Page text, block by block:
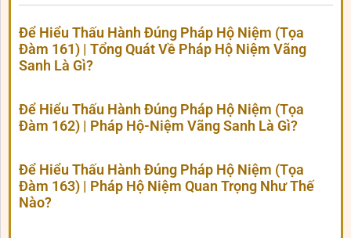
Để Hiểu Thấu Hành Đúng Pháp Hộ Niệm (Tọa
Đàm 161) | Tổng Quát Về Pháp Hộ Niệm Vãng
Sanh Là Gì?
Để Hiểu Thấu Hành Đúng Pháp Hộ Niệm (Tọa
Đàm 162) | Pháp Hộ-Niệm Vãng Sanh Là Gì?
Để Hiểu Thấu Hành Đúng Pháp Hộ Niệm (Tọa
Đàm 163) | Pháp Hộ Niệm Quan Trọng Như Thế
Nào?